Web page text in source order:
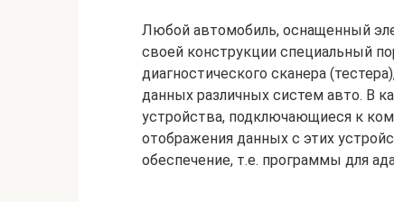
Любой автомобиль, оснащенный
своей конструкции специальный
диагностического сканера
данных различных систем авто. В
устройства, подключающиеся к
отображения данных с этих
обеспечение, т.е. программы для